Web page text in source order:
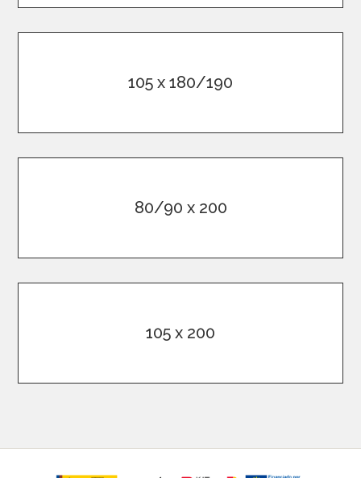
105 x 180/190
80/90 x 200
105 x 200